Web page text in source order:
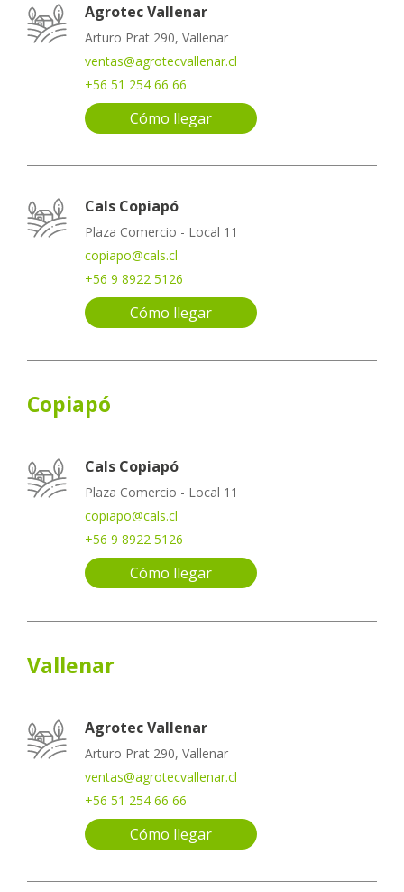
Agrotec Vallenar
Arturo Prat 290, Vallenar
ventas@agrotecvallenar.cl
+56 51 254 66 66
Cómo llegar
Cals Copiapó
Plaza Comercio - Local 11
copiapo@cals.cl
+56 9 8922 5126
Cómo llegar
Copiapó
Cals Copiapó
Plaza Comercio - Local 11
copiapo@cals.cl
+56 9 8922 5126
Cómo llegar
Vallenar
Agrotec Vallenar
Arturo Prat 290, Vallenar
ventas@agrotecvallenar.cl
+56 51 254 66 66
Cómo llegar